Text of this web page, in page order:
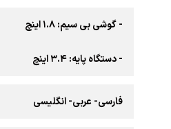
- گوشی بی سیم: ۱.۸ اینچ
- دستگاه پایه: ۳.۴ اینچ
فارسی- عربی- انگلیسی